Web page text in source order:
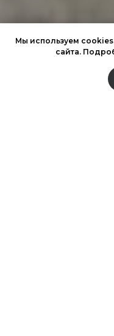
Мы используем
сайта.